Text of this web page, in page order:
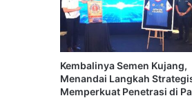
Kembalinya Semen Kujang,
Menandai Langkah
Memperkuat Penetrasi di